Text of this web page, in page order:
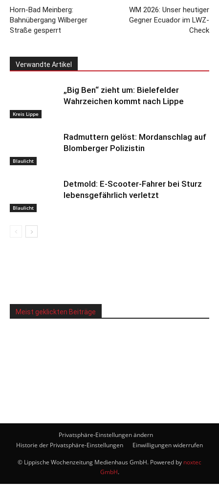
Horn-Bad Meinberg:
Bahnübergang Wilberger
Straße gesperrt
WM 2026: Unser heutiger
Gegner Ecuador im LWZ-
Check
Verwandte Artikel
Kreis Lippe
„Big Ben“ zieht um: Bielefelder
Wahrzeichen kommt nach Lippe
Blaulicht
Radmuttern gelöst: Mordanschlag auf
Blomberger Polizistin
Blaulicht
Detmold: E-Scooter-Fahrer bei Sturz
lebensgefährlich verletzt
Meist geklickten Beiträge
Privatsphäre-Einstellungen ändern
Historie der Privatsphäre-Einstellungen
Einwilligungen widerrufen
© Lippische Wochenzeitung Medienhaus GmbH. Powered by noxtec
GmbH.